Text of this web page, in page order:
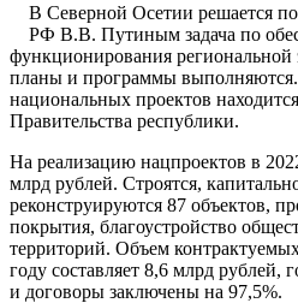
В Северной Осетии решается
РФ В.В. Путиным задача по
функционирования
планы и программы выполняются.
национальных проектов
Правительства республики.
На реализацию нацпроектов в
млрд рублей. Строятся,
реконструируются 87 объектов,
покрытия, благоустройство
территорий. Объем
году составляет 8,6 млрд рублей,
и договоры заключены на 97,5%.